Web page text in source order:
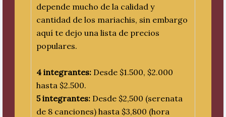
depende mucho de la calidad y
cantidad de los mariachis, sin embargo
aquí te dejo una lista de precios
populares.
4 integrantes:Desde $1.500, $2.000
hasta $2.500.
5 integrantes:Desde $2,500 (serenata
de 8 canciones) hasta $3,800 (hora